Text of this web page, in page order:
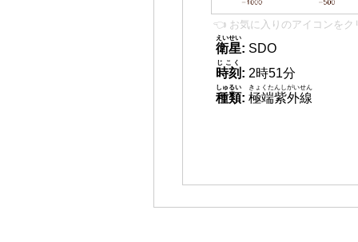
👈 お気に入りのアイコンをク
衛星
えいせい
: SDO
時刻
じこく
: 2時51分
種類
しゅるい
: 極端紫外線
きょくたんしがいせん